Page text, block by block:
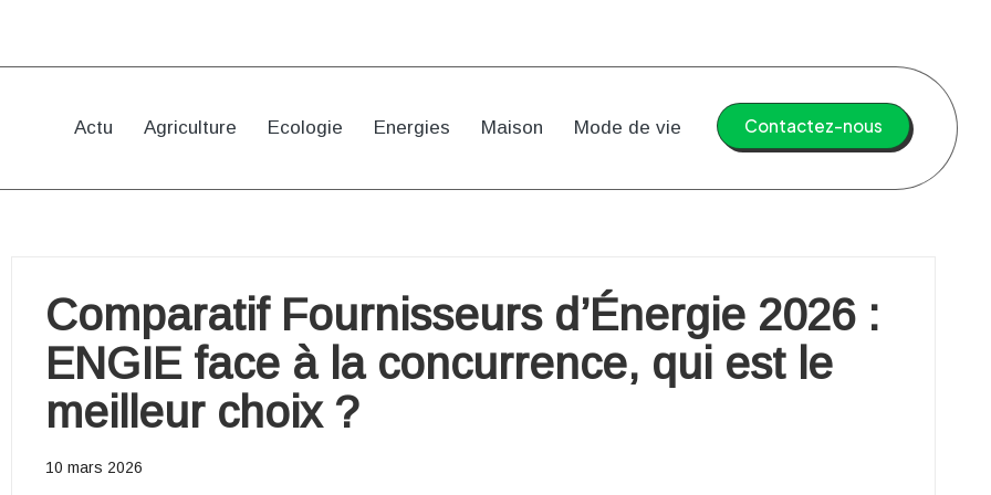
Actu Agriculture Ecologie Energies Maison Mode de vie Contactez-nous
Comparatif Fournisseurs d’Énergie 2026 :
ENGIE face à la concurrence, qui est le
meilleur choix ?
10 mars 2026